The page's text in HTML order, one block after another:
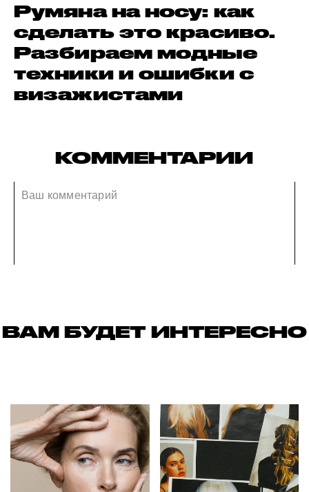
Румяна на носу: как
сделать это красиво.
Разбираем модные
техники и ошибки с
визажистами
КОММЕНТАРИИ
ВАМ БУДЕТ ИНТЕРЕСНО